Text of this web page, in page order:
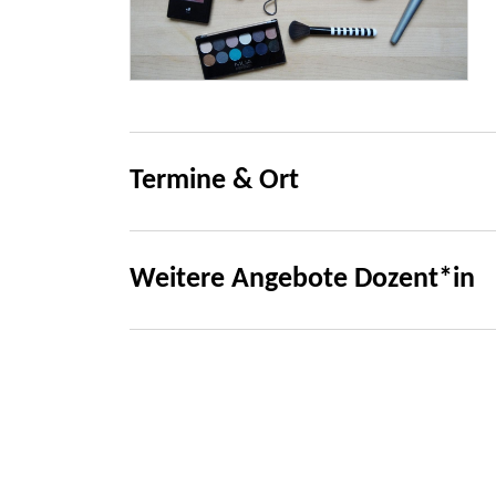
Termine & Ort
Weitere Angebote Dozent*in